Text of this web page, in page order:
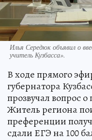
Илья Середюк объявил о
учитель Кузбасса».
В ходе прямого
губернатора
прозвучал вопрос
Житель региона
преференции
сдали ЕГЭ на 100